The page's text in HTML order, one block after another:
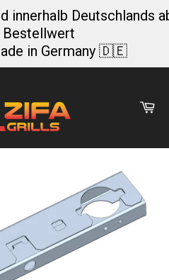
innerhalb Deutschlands
Bestellwert
in Germany 🇩🇪